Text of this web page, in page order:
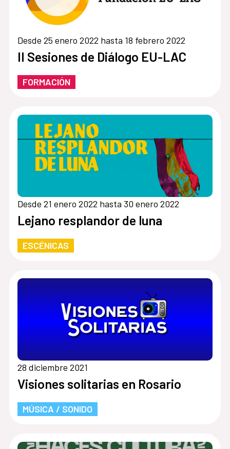
Desde 25 enero 2022 hasta 18 febrero 2022
II Sesiones de Diálogo EU-LAC
FORMACIÓN
Desde 21 enero 2022 hasta 30 enero 2022
Lejano resplandor de luna
ESCÉNICAS
28 diciembre 2021
Visiones solitarias en Rosario
MÚSICA / SONIDO